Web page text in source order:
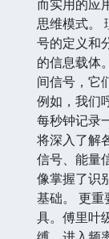
而实用的应
思维模式。
号的定义和
的信息载体
间信号，它
例如，我们
每秒钟记录
将深入了解
信号、能量
像掌握了识
基础。 更重
具。傅里叶